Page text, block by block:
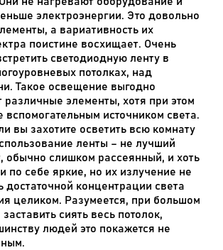
электроэнергии. Это довольно
а вариативность их
поистине восхищает. Очень
светодиодную ленту в
потолках, над
Такое освещение выгодно
различные элементы, хотя при этом
вспомогательным источником света.
вы захотите осветить всю комнату
ленты – не лучший
обычно слишком рассеянный, и хоть
по себе яркие, но их излучение не
достаточной концентрации света
целиком. Разумеется, при большом
сиять весь потолок,
людей это покажется не